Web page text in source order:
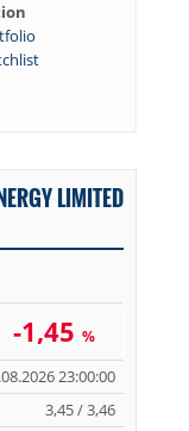
LIMITED
-1,45 %
23:00:00
3,45 / 3,46